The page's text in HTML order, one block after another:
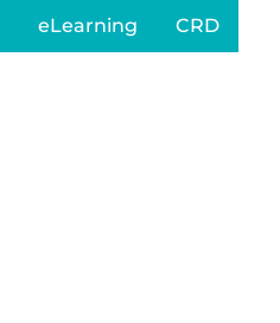
eLearning CRD